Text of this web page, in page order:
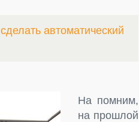
автоматический
На помним,
на прошлой